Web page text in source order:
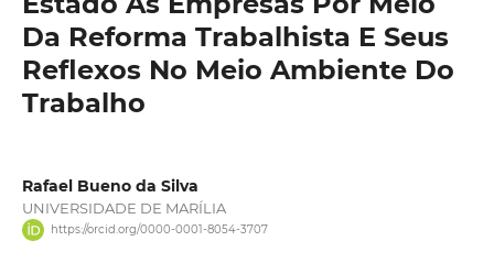
Da Reforma Trabalhista E Seus
Reflexos No Meio Ambiente Do
Trabalho
Rafael Bueno da Silva
UNIVERSIDADE DE MARÍLIA
https://orcid.org/0000-0001-8054-3707